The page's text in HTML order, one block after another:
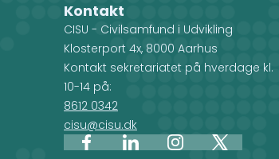
Kontakt
CISU - Civilsamfund i Udvikling
Klosterport 4x, 8000 Aarhus
Kontakt sekretariatet på hverdage kl.
10-14 på:
8612 0342
cisu@cisu.dk
FacebookLinkedInInstagram
X